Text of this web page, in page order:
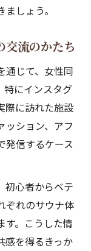
しょう。
交流のかたち
通じて、女性同
特にインスタグ
際に訪れた施設
ッション、アフ
発信するケース
初心者からベテ
ぞれのサウナ体
す。こうした情
感を得るきっか